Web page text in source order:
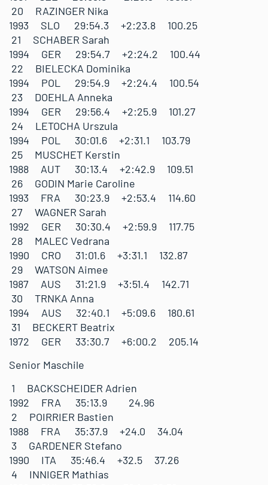
20 RAZINGER Nika
1993 SLO 29:54.3 +2:23.8 100.25
21 SCHABER Sarah
1994 GER 29:54.7 +2:24.2 100.44
22 BIELECKA Dominika
1994 POL 29:54.9 +2:24.4 100.54
23 DOEHLA Anneka
1994 GER 29:56.4 +2:25.9 101.27
24 LETOCHA Urszula
1994 POL 30:01.6 +2:31.1 103.79
25 MUSCHET Kerstin
1988 AUT 30:13.4 +2:42.9 109.51
26 GODIN Marie Caroline
1993 FRA 30:23.9 +2:53.4 114.60
27 WAGNER Sarah
1992 GER 30:30.4 +2:59.9 117.75
28 MALEC Vedrana
1990 CRO 31:01.6 +3:31.1 132.87
29 WATSON Aimee
1987 AUS 31:21.9 +3:51.4 142.71
30 TRNKA Anna
1994 AUS 32:40.1 +5:09.6 180.61
31 BECKERT Beatrix
1972 GER 33:30.7 +6:00.2 205.14
Senior Maschile
1 BACKSCHEIDER Adrien
1992 FRA 35:13.9 24.96
2 POIRRIER Bastien
1988 FRA 35:37.9 +24.0 34.04
3 GARDENER Stefano
1990 ITA 35:46.4 +32.5 37.26
4 INNIGER Mathias